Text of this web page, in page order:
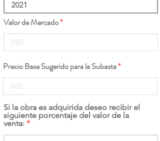
Valor de Mercado
Precio Base Sugerido para la Subasta
Si la obra es adquirida deseo recibir el
siguiente porcentaje del valor de la
venta: